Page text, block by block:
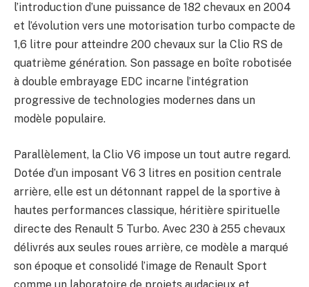
l’introduction d’une puissance de 182 chevaux en 2004
et l’évolution vers une motorisation turbo compacte de
1,6 litre pour atteindre 200 chevaux sur la Clio RS de
quatrième génération. Son passage en boîte robotisée
à double embrayage EDC incarne l’intégration
progressive de technologies modernes dans un
modèle populaire.
Parallèlement, la Clio V6 impose un tout autre regard.
Dotée d’un imposant V6 3 litres en position centrale
arrière, elle est un détonnant rappel de la sportive à
hautes performances classique, héritière spirituelle
directe des Renault 5 Turbo. Avec 230 à 255 chevaux
délivrés aux seules roues arrière, ce modèle a marqué
son époque et consolidé l’image de Renault Sport